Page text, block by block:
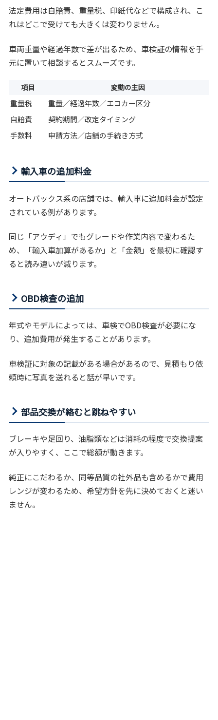
法定費用は自賠責、重量税、印紙代などで構成され、こ
れはどこで受けても大きくは変わりません。
車両重量や経過年数で差が出るため、車検証の情報を手
元に置いて相談するとスムーズです。
項目 変動の主因
重量税
重量／経過年数／エコカー区分
自賠責
契約期間／改定タイミング
手数料
申請方法／店舗の手続き方式
輸入車の追加料金
オートバックス系の店舗では、輸入車に追加料金が設定
されている例があります。
同じ「アウディ」でもグレードや作業内容で変わるた
め、「輸入車加算があるか」と「金額」を最初に確認す
ると読み違いが減ります。
OBD検査の追加
年式やモデルによっては、車検でOBD検査が必要にな
り、追加費用が発生することがあります。
車検証に対象の記載がある場合があるので、見積もり依
頼時に写真を送れると話が早いです。
部品交換が絡むと跳ねやすい
ブレーキや足回り、油脂類などは消耗の程度で交換提案
が入りやすく、ここで総額が動きます。
純正にこだわるか、同等品質の社外品も含めるかで費用
レンジが変わるため、希望方針を先に決めておくと迷い
ません。